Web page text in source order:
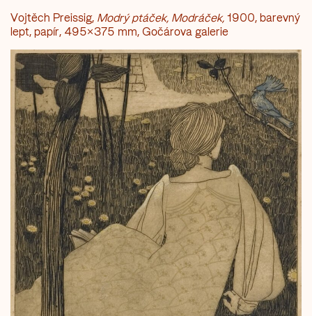
Vojtěch Preissig, Modrý ptáček, Modráček, 1900, barevný
lept, papír, 495×375 mm, Gočárova galerie